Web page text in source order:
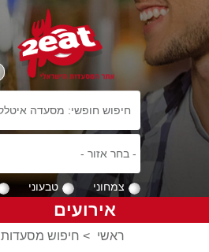
צמחוני טבעוני
אירועים
ראשי > חיפוש מסעדות